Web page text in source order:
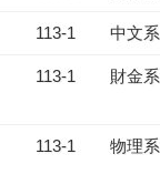
113-1 中文系
113-1 財金系
113-1 物理系